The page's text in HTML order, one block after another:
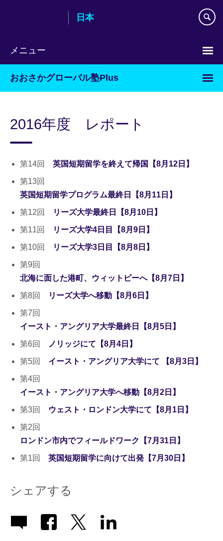
content
日本
メニュー
おおさかグローバル塾Plus
2016年度 レポート
第14回 英国短期留学を終えて帰国【8月12日】
第13回
英国短期留学プログラム最終日【8月11日】
第12回 リーズ大学最終日【8月10日】
第11回 リーズ大学4日目【8月9日】
第10回 リーズ大学3日目【8月8日】
第9回
北海に面した港町、ウィットビーへ【8月7日】
第8回 リーズ大学へ移動【8月6日】
第7回
イースト・アングリア大学最終日【8月5日】
第6回 ノリッジにて【8月4日】
第5回 イースト・アングリア大学にて 【8月3日】
第4回
イースト・アングリア大学へ移動【8月2日】
第3回 ウェスト・ロンドン大学にて【8月1日】
第2回
ロンドン市内でフィールドワーク【7月31日】
第1回 英国短期留学に向けて出発【7月30日】
シェアする